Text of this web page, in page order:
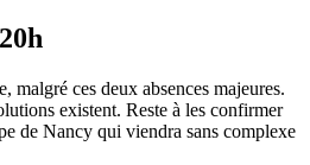
malgré ces deux absences majeures.
existent. Reste à les confirmer
de Nancy qui viendra sans complexe